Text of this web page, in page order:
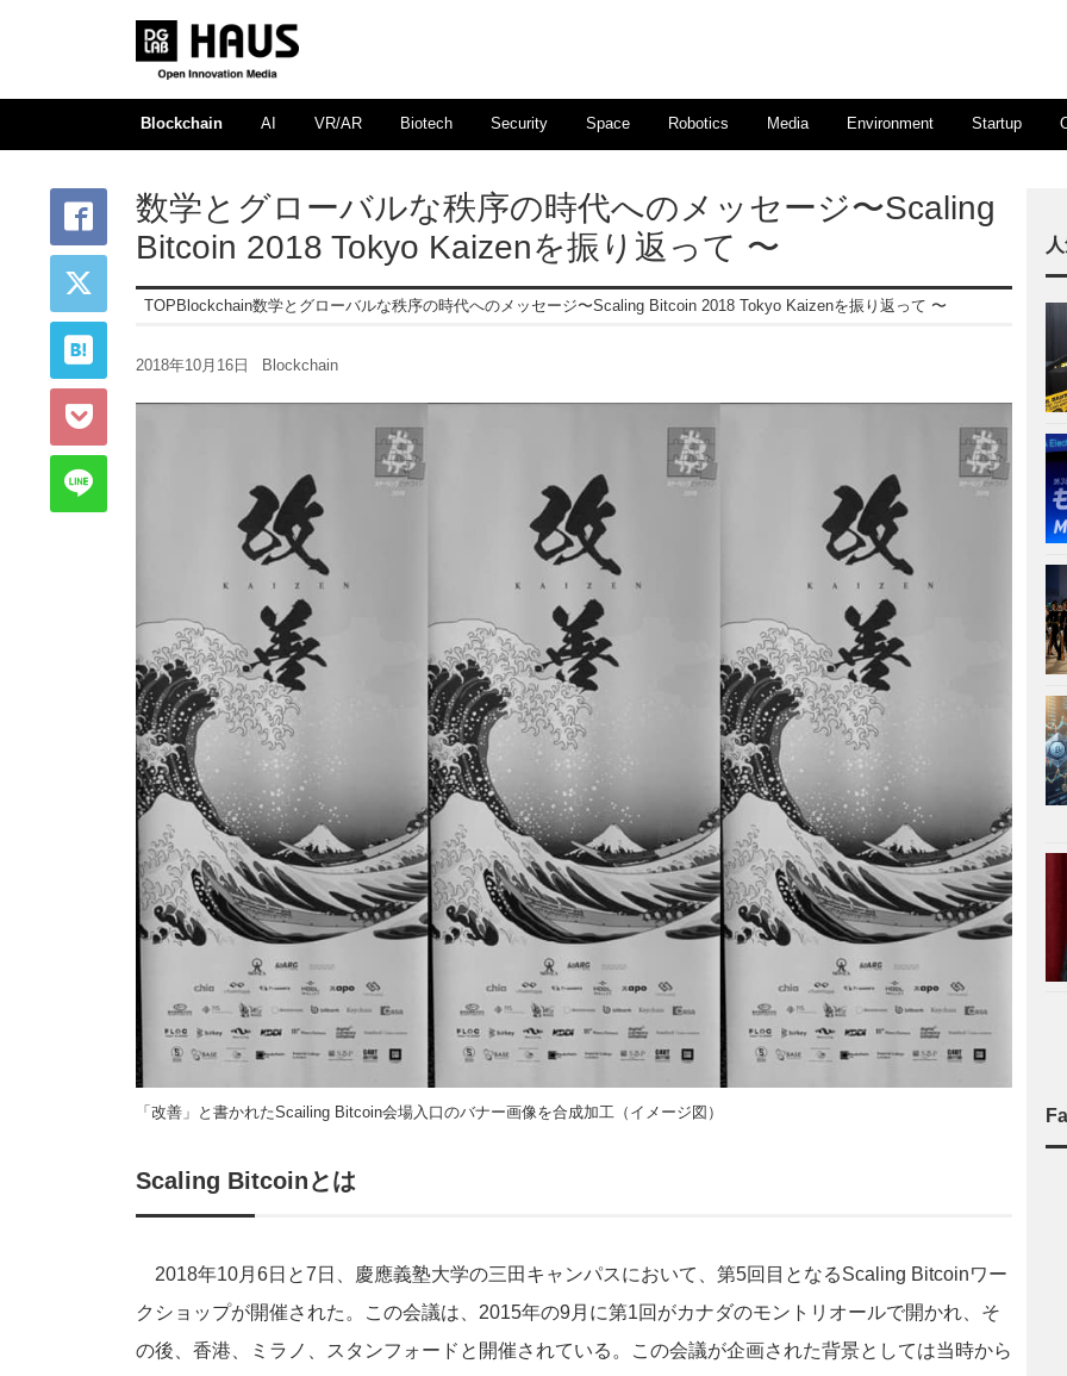
Blockchain AI VR/AR Biotech Security Space Robotics Media Environment Startup
数学とグローバルな秩序の時代へのメッセージ〜Scaling
Bitcoin 2018 Tokyo Kaizenを振り返って 〜
TOP Blockchain数学とグローバルな秩序の時代へのメッセージ〜Scaling Bitcoin 2018 Tokyo Kaizenを振り返って 〜
2018年10月16日 Blockchain
「改善」と書かれたScailing Bitcoin会場入口のバナー画像を合成加工（イメージ図）
Scaling Bitcoinとは
2018年10月6日と7日、慶應義塾大学の三田キャンパスにおいて、第5回目となるScaling Bitcoinワー
クショップが開催された。この会議は、2015年の9月に第1回がカナダのモントリオールで開かれ、そ
の後、香港、ミラノ、スタンフォードと開催されている。この会議が企画された背景としては当時から